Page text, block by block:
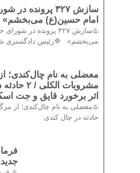
سازش ۳۲۷
امام حسین(ع) می‌بخشم»
♨️سازش ۳۲۷ پرونده
می‌بخشم» 🔷️رئیس دادگستری
معضلی به نام چال‌کندی؛
اثر برخورد قایق و جت
حادثه در چال کندی